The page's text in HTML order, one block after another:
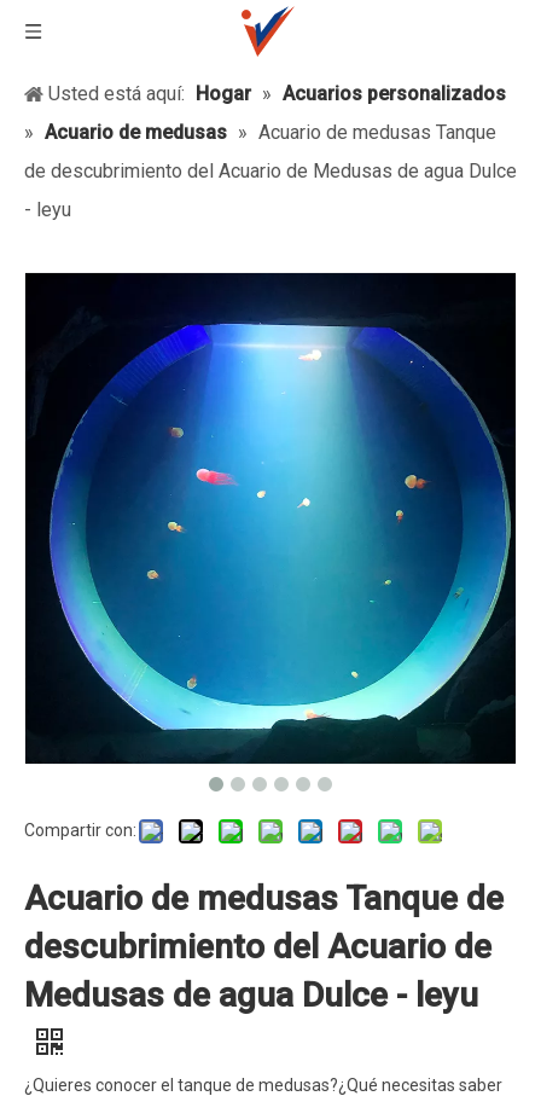
Usted está aquí: Hogar » Acuarios personalizados
» Acuario de medusas » Acuario de medusas Tanque
de descubrimiento del Acuario de Medusas de agua Dulce
- leyu
Compartir con:
Acuario de medusas Tanque de
descubrimiento del Acuario de
Medusas de agua Dulce - leyu
¿Quieres conocer el tanque de medusas?¿Qué necesitas saber